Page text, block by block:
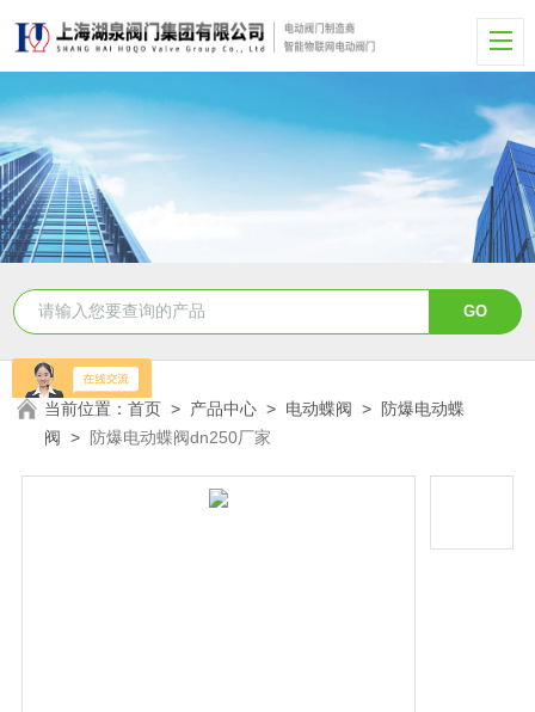
当前位置：首页 > 产品中心 > 电动蝶阀 > 防爆电动蝶
阀 > 防爆电动蝶阀dn250厂家